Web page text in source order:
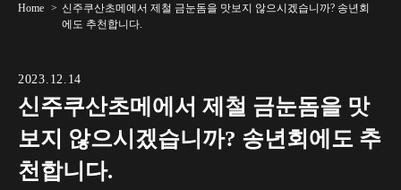
Home
신주쿠산초메에서 제철 금눈돔을 맛보지 않으시겠습니까? 송년회
에도 추천합니다.
2023.12.14
신주쿠산초메에서 제철 금눈돔을 맛
보지 않으시겠습니까? 송년회에도 추
천합니다.